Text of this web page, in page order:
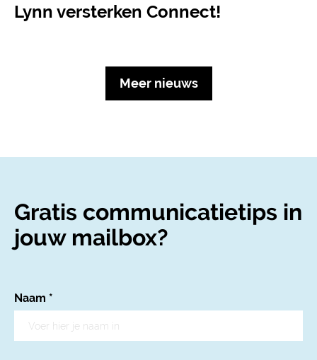
Lynn versterken Connect!
Meer nieuws
Gratis communicatietips in
jouw mailbox?
Naam *